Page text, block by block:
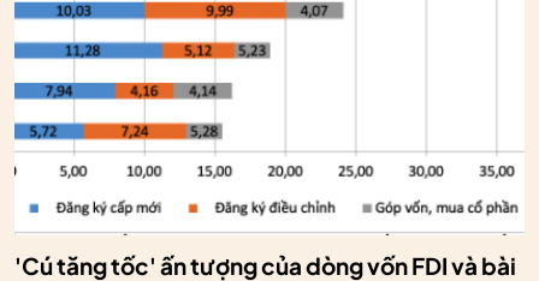
'Cú tăng tốc' ấn tượng của dòng vốn FDI và bài